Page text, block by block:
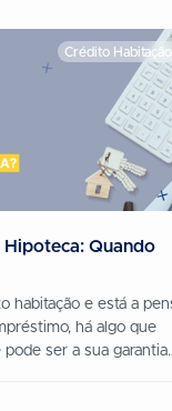
Crédito Habitação
Hipoteca: Quando
habitação e está a
há algo que
pode ser a sua garantia